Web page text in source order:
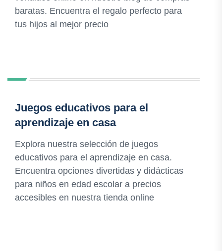
baratas. Encuentra el regalo perfecto para
tus hijos al mejor precio
Juegos educativos para el
aprendizaje en casa
Explora nuestra selección de juegos
educativos para el aprendizaje en casa.
Encuentra opciones divertidas y didácticas
para niños en edad escolar a precios
accesibles en nuestra tienda online